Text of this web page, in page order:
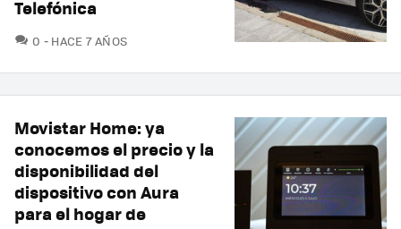
Telefónica
0 COMENTARIOS
HACE 7 AÑOS
Movistar Home: ya
conocemos el precio y la
disponibilidad del
dispositivo con Aura
para el hogar de